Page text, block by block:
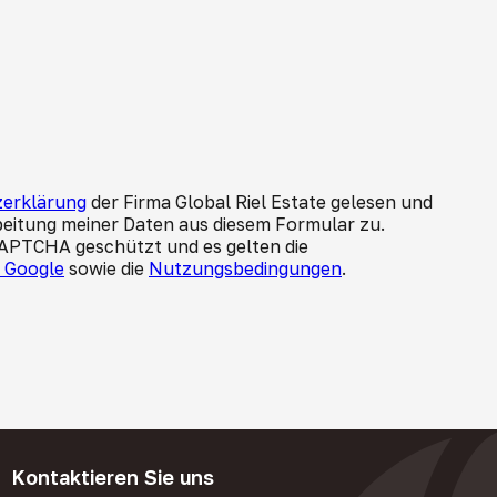
der Firma Global Riel Estate gelesen und
meiner Daten aus diesem Formular zu.
geschützt und es gelten die
sowie die Nutzungsbedingungen.
Kontaktieren Sie uns